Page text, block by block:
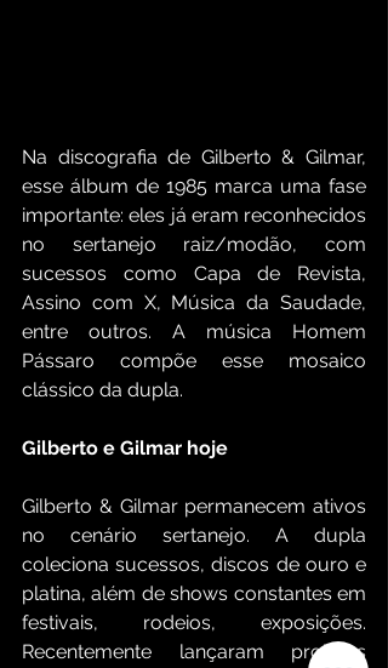
Na discografia de Gilberto & Gilmar,
esse álbum de 1985 marca uma fase
importante: eles já eram reconhecidos
no sertanejo raiz/modão, com
sucessos como Capa de Revista,
Assino com X, Música da Saudade,
entre outros. A música Homem
Pássaro compõe esse mosaico
clássico da dupla.
Gilberto e Gilmar hoje
Gilberto & Gilmar permanecem ativos
no cenário sertanejo. A dupla
coleciona sucessos, discos de ouro e
platina, além de shows constantes em
festivais, rodeios, exposições.
Recentemente lançaram projetos